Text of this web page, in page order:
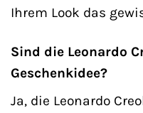
Ihrem Look das
Sind die Leonardo
Geschenkidee?
Ja, die Leonardo